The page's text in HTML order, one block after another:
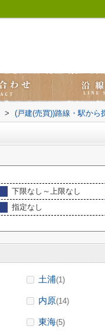
> (戸建(売買))路線・駅から
下限なし～上限なし
指定なし
土浦(1)
内原(14)
東海(5)